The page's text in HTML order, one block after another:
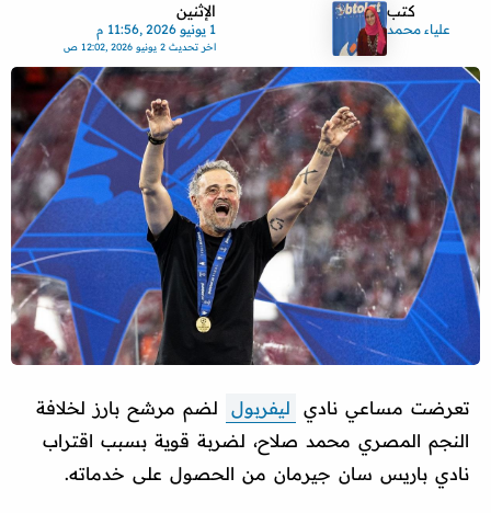
كتب
علياء محمد
الإثنين
1 يونيو 2026 ,11:56 م
اخر تحديث2 يونيو 2026 ,12:02 ص
تعرضت مساعي نادي ليفربول
لضم مرشح بارز لخلافة
النجم المصري محمد صلاح، لضربة قوية بسبب اقتراب
نادي باريس سان جيرمان من الحصول على خدماته.